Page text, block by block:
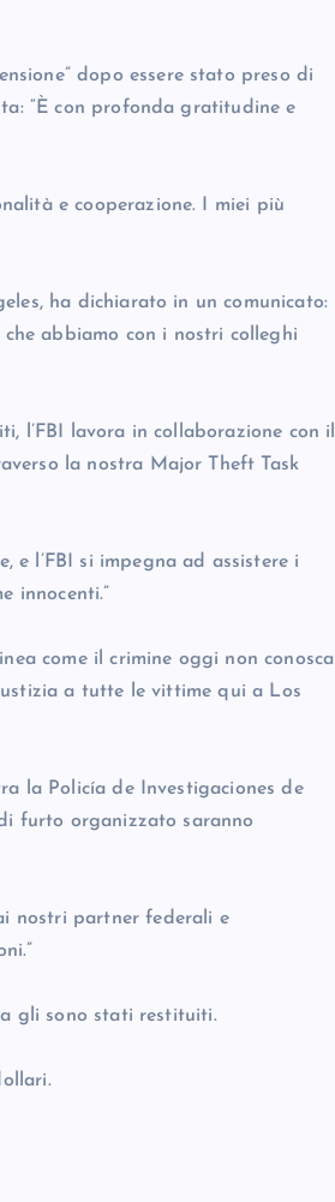
dopo essere stato preso di
“È con profonda gratitudine e
e cooperazione. I miei più
ha dichiarato in un comunicato:
che abbiamo con i nostri colleghi
l’FBI lavora in collaborazione con il
la nostra Major Theft Task
e l’FBI si impegna ad assistere i
innocenti.”
come il crimine oggi non conosca
a tutte le vittime qui a Los
la Policía de Investigaciones de
furto organizzato saranno
nostri partner federali e
gli sono stati restituiti.